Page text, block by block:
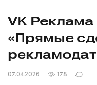
VK
«Прямые
07.04.2026 178